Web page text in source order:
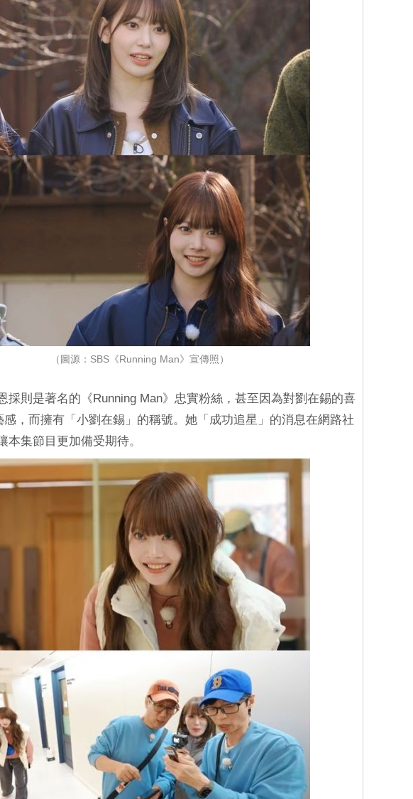
（圖源：SBS《Running Man》宣傳照）
採則是著名的《Running Man》忠實粉絲，甚至因為對劉在錫的喜
感，而擁有「小劉在錫」的稱號。她「成功追星」的消息在網路社
本集節目更加備受期待。